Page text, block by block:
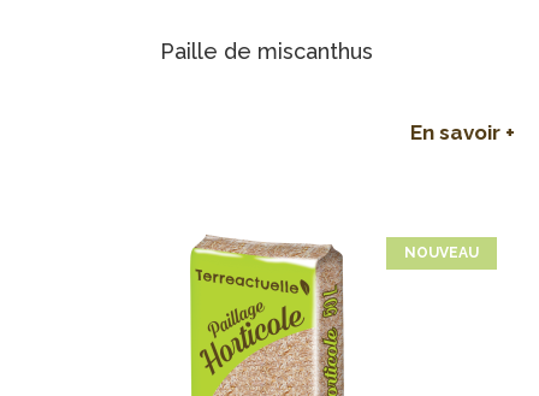
Paille de miscanthus
En savoir +
NOUVEAU